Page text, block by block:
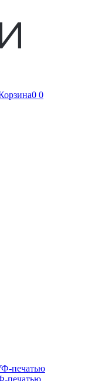
0 0
печатью
печатью